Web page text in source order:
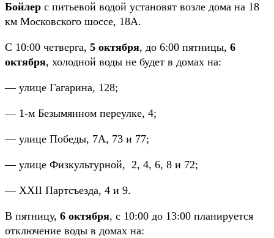
Бойлер с питьевой водой установят возле дома на 18
км Московского шоссе, 18А.
С 10:00 четверга, 5 октября, до 6:00 пятницы, 6
октября, холодной воды не будет в домах на:
— улице Гагарина, 128;
— 1-м Безымянном переулке, 4;
— улице Победы, 7А, 73 и 77;
— улице Физкультурной, 2, 4, 6, 8 и 72;
— XXII Партсъезда, 4 и 9.
В пятницу, 6 октября, с 10:00 до 13:00 планируется
отключение воды в домах на: